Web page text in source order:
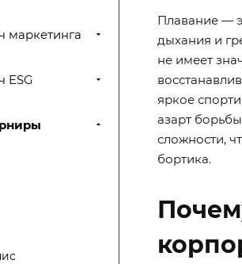
Плавание —
дыхания и
не имеет
яркое
азарт
сложности,
бортика.
маркетинга
ESG